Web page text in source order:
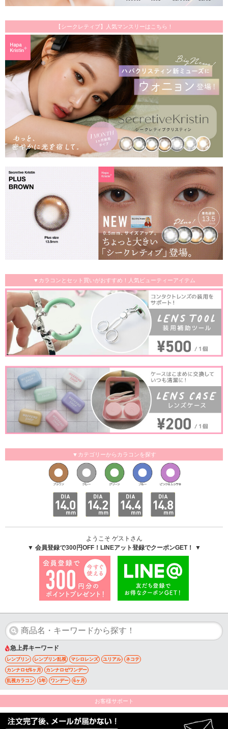
【シークレティブ】人気マンスリーはこちら！
▼カラコンとセット買いがおすすめ！人気ビューティーアイテム
▼カテゴリーからカラコンを探す
ようこそ ゲストさん
▼ 会員登録で300円OFF！LINEアット登録でクーポンGET！ ▼
急上昇キーワード
レンブリン レンブリン乱視 マシロレンズ ユリアル ネコテ
カンナロゼ6ヶ月 カンナロゼワンデー
乱視カラコン 1年 ワンデー 6ヶ月
お客様サポート